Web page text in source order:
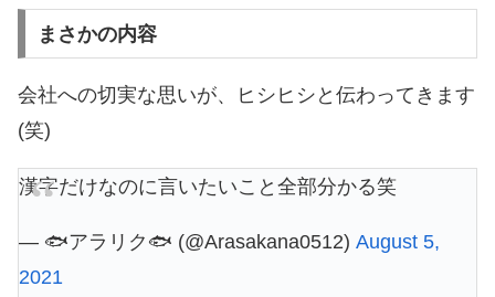
まさかの内容
会社への切実な思いが、ヒシヒシと伝わってきます
(笑)
漢字だけなのに言いたいこと全部分かる笑
— 🐟アラリク🐟 (@Arasakana0512) August 5,
2021